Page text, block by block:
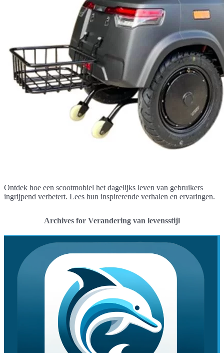
Ontdek hoe een scootmobiel het dagelijks leven van gebruikers
ingrijpend verbetert. Lees hun inspirerende verhalen en ervaringen.
Archives for Verandering van levensstijl